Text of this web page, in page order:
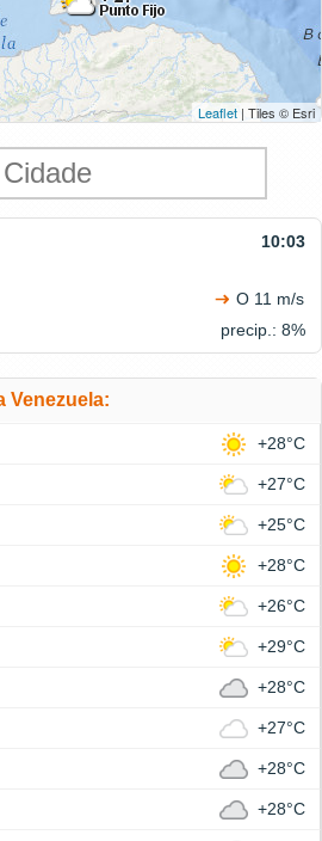
Leaflet | Tiles © Esri
10:03
O 11 m/s
precip.: 8%
Venezuela:
+28°C
+27°C
+25°C
+28°C
+26°C
+29°C
+28°C
+27°C
+28°C
+28°C